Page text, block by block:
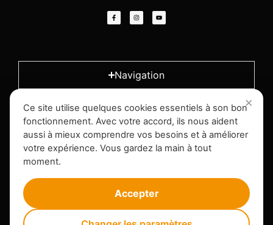
Navigation
L'entreprise
Infos légales
Ce site utilise quelques cookies essentiels à son bon
fonctionnement. Avec votre accord, ils nous aident
aussi à mieux comprendre vos besoins et à améliorer
votre expérience. Vous gardez la main à tout
moment.
Accepter